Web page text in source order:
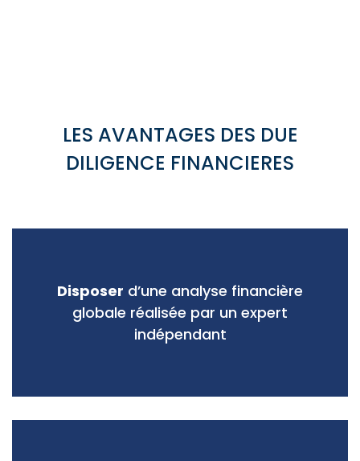
LES AVANTAGES DES DUE
DILIGENCE FINANCIERES
Disposer d’une analyse financière
globale réalisée par un expert
indépendant